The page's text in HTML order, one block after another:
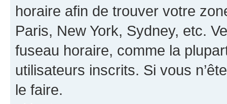
horaire afin de trouver votre
Paris, New York, Sydney, etc.
fuseau horaire, comme la
utilisateurs inscrits. Si vous
le faire.